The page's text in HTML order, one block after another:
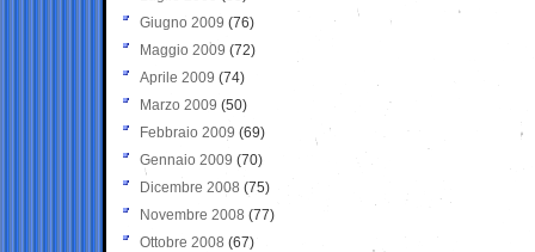
Giugno 2009 (76)
Maggio 2009 (72)
Aprile 2009 (74)
Marzo 2009 (50)
Febbraio 2009 (69)
Gennaio 2009 (70)
Dicembre 2008 (75)
Novembre 2008 (77)
Ottobre 2008 (67)